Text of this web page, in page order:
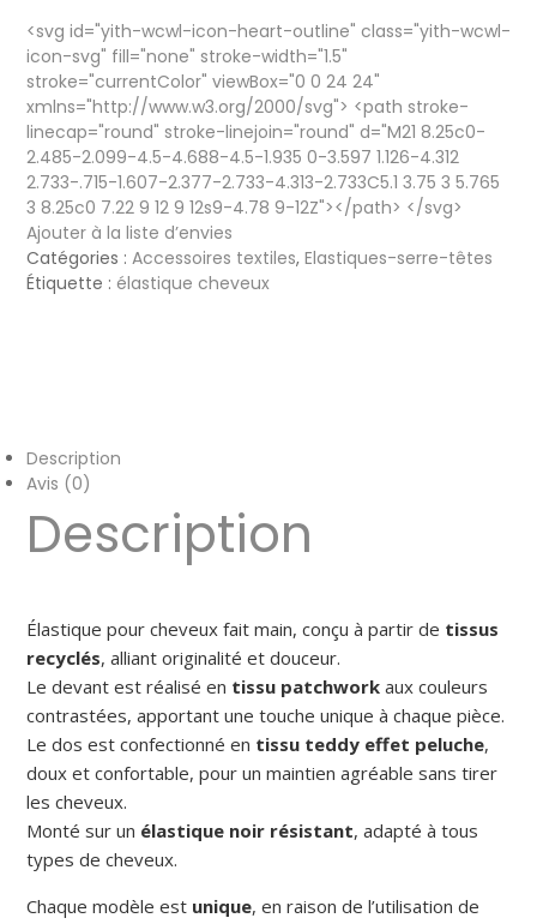
<svg id="yith-wcwl-icon-heart-outline" class="yith-wcwl-
icon-svg" fill="none" stroke-width="1.5"
stroke="currentColor" viewBox="0 0 24 24"
xmlns="http://www.w3.org/2000/svg"> <path stroke-
linecap="round" stroke-linejoin="round" d="M21 8.25c0-
2.485-2.099-4.5-4.688-4.5-1.935 0-3.597 1.126-4.312
2.733-.715-1.607-2.377-2.733-4.313-2.733C5.1 3.75 3 5.765
3 8.25c0 7.22 9 12 9 12s9-4.78 9-12Z"></path> </svg>
Ajouter à la liste d’envies
Catégories : Accessoires textiles, Elastiques-serre-têtes
Étiquette : élastique cheveux
Description
Avis (0)
Description
Élastique pour cheveux fait main, conçu à partir de tissus
recyclés, alliant originalité et douceur.
Le devant est réalisé en tissu patchwork aux couleurs
contrastées, apportant une touche unique à chaque pièce.
Le dos est confectionné en tissu teddy effet peluche,
doux et confortable, pour un maintien agréable sans tirer
les cheveux.
Monté sur un élastique noir résistant, adapté à tous
types de cheveux.
Chaque modèle est unique, en raison de l’utilisation de